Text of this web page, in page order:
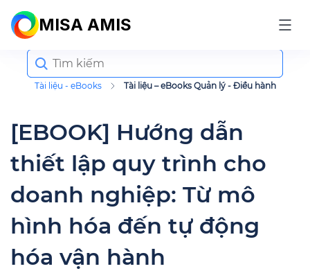
MISA AMIS
Tài liệu - eBooks Tài liệu – eBooks Quản lý - Điều hành
Search
for:
[EBOOK] Hướng dẫn
thiết lập quy trình cho
doanh nghiệp: Từ mô
hình hóa đến tự động
hóa vận hành